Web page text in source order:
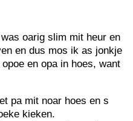
oarig slim mit heur en
en dus mos ik as jonkje
en opa in hoes, want
pa mit noar hoes en s
kieken.